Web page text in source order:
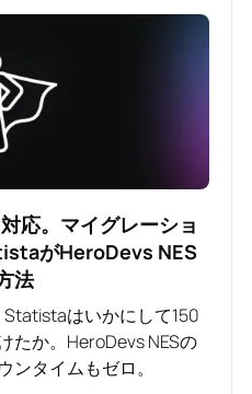
応。マイグレーショ
がHeroDevs NES
法
はいかにして150
たか。HeroDevs NESの
ンタイムもゼロ。